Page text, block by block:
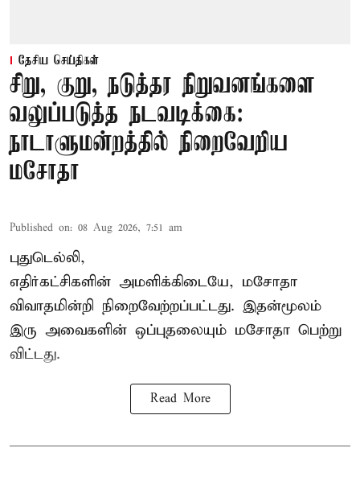
தேசிய செய்திகள்
சிறு, குறு, நடுத்தர நிறுவனங்களை
வலுப்படுத்த நடவடிக்கை:
நாடாளுமன்றத்தில் நிறைவேறிய
மசோதா
Published on: 08 Aug 2026, 7:51 am
புதுடெல்லி,
எதிர்கட்சிகளின் அமளிக்கிடையே, மசோதா
விவாதமின்றி நிறைவேற்றப்பட்டது. இதன்மூலம்
இரு அவைகளின் ஒப்புதலையும் மசோதா பெற்று
விட்டது.
Read More